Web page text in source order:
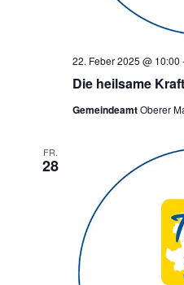
Die heilsame
22. Feber 2025 @ 10:00
GemeindeamtOberer
FR.
28